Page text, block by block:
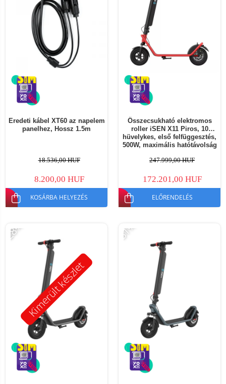
Eredeti kábel XT60 az napelem
panelhez, Hossz 1.5m
18.536,00 HUF
8.200,00 HUF
KOSÁRBA HELYEZÉS
Összecsukható elektromos
roller iSEN X11 Piros, 10
hüvelykes, első felfüggesztés,
500W, maximális hatótávolság
35km/h, levehető akkumulátor
247.999,00 HUF
172.201,00 HUF
ELŐRENDELÉS
Kimerült készlet
-28% -31%